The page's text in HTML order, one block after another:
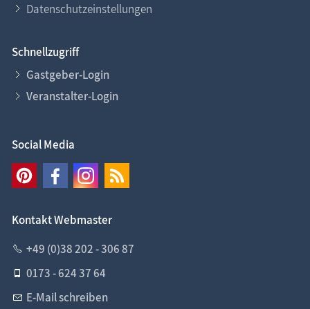
Datenschutzeinstellungen
Schnellzugriff
Gastgeber-Login
Veranstalter-Login
Social Media
Kontakt Webmaster
+49 (0)38 202 - 306 87
0173 - 624 37 64
E-Mail schreiben